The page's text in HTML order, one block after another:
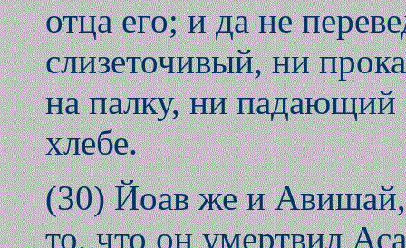
отца его; и да не
слизеточивый, ни
на палку, ни
хлебе.
(30) Йоав же и Авишай,
то, что он умертвил